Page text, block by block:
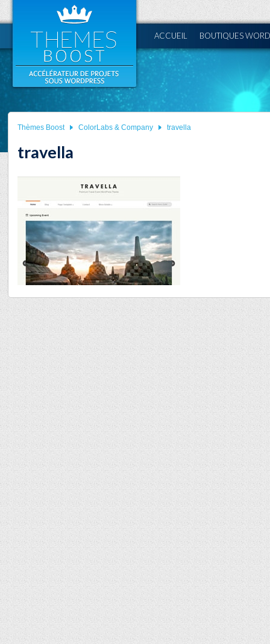
ACCUEIL BOUTIQUES
Thèmes Boost ColorLabs & Company travella
travella